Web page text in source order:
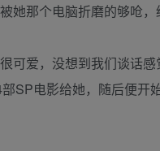
她那个电脑折磨的够呛
可爱，没想到我们谈话
SP电影给她，随后便